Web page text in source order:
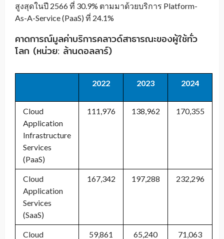
สูงสุดในปี 2566 ที่ 30.9% ตามมาด้วยบริการ Platform-
As-A-Service (PaaS) ที่ 24.1%
คาดการณ์มูลค่าบริการคลาวด์สาธารณะของผู้ใช้ทั่ว
โลก (หน่วย: ล้านดอลลาร์)
2022 2023 2024
Cloud
Application
Infrastructure
Services
(PaaS)
111,976 138,962 170,355
Cloud
Application
Services
(SaaS)
167,342 197,288 232,296
Cloud
59,861 65,240 71,063